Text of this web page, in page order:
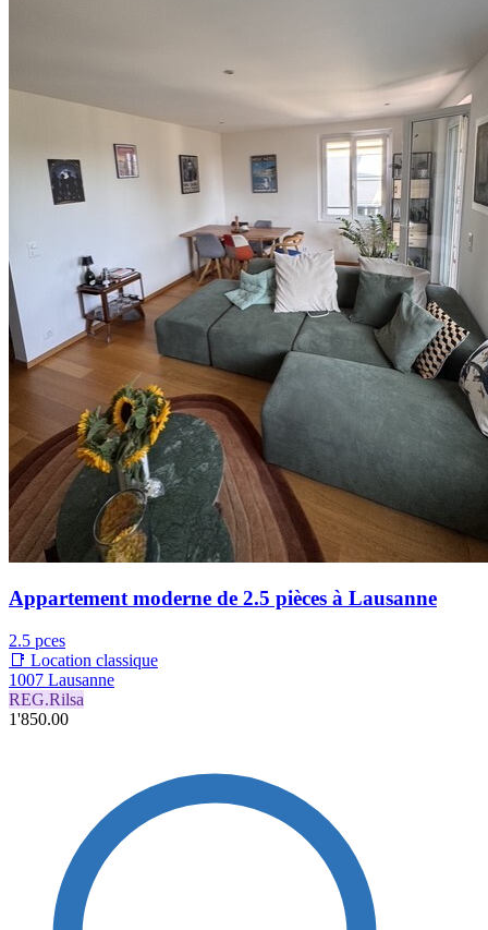
Appartement moderne de 2.5 pièces à Lausanne
2.5 pces
📑 Location classique
1007 Lausanne
REG.Rilsa
1'850.00